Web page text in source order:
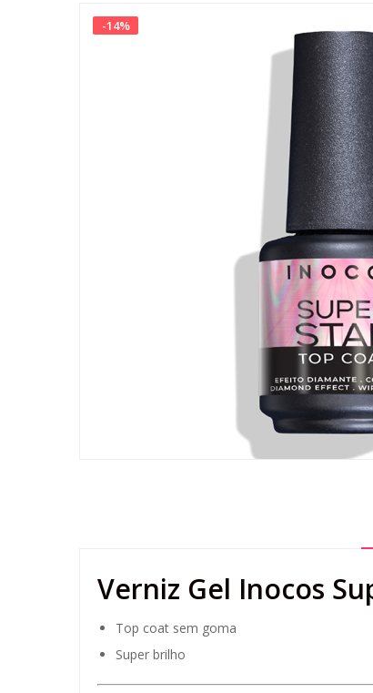
-14%
Verniz Gel Inocos
Top coat sem goma
Super brilho